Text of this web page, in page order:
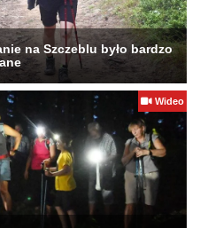
na Szczeblu było bardzo
Wideo